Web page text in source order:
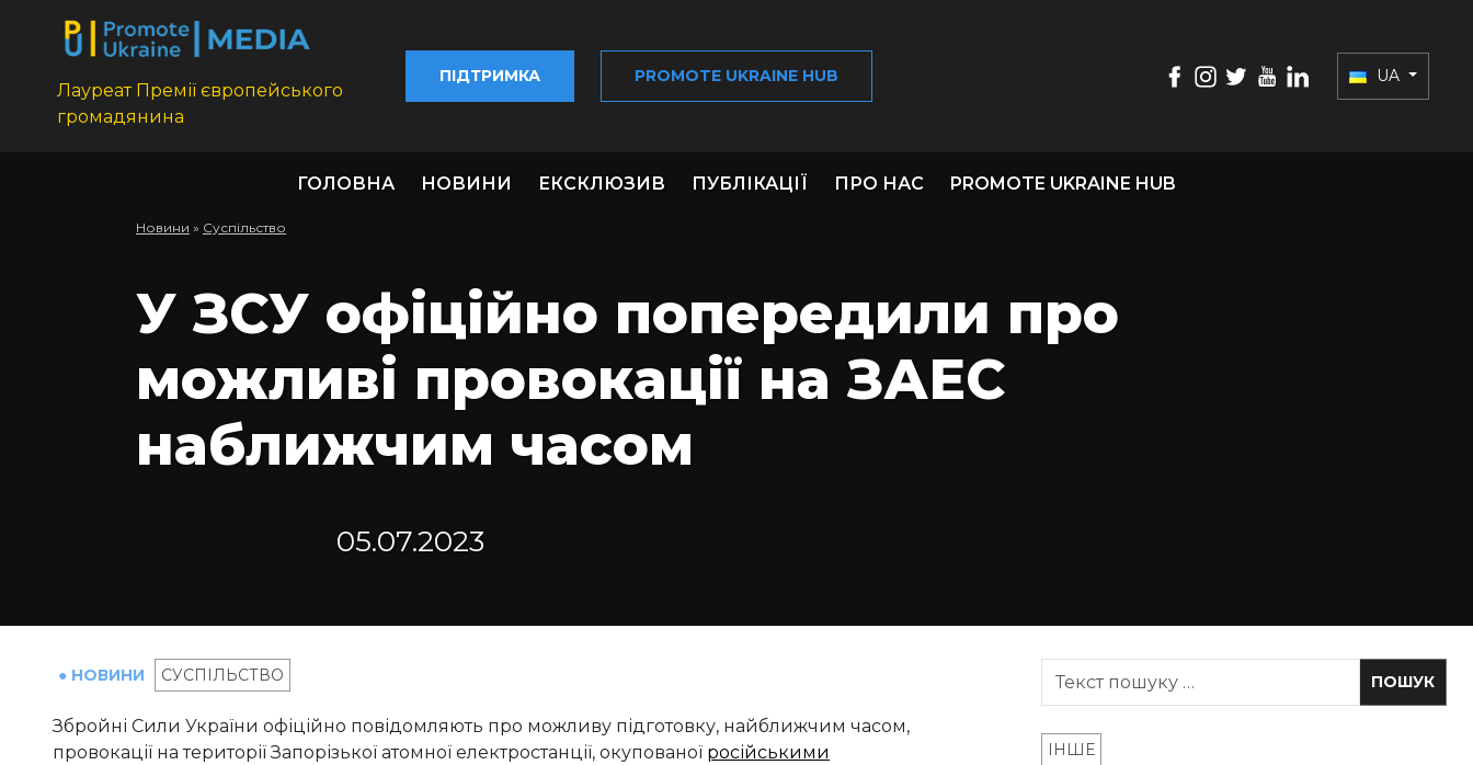
Лауреат Премії європейського
громадянина
ПІДТРИМКА PROMOTE UKRAINE HUB UA
ГОЛОВНА НОВИНИ ЕКСКЛЮЗИВ ПУБЛІКАЦІЇ ПРО НАС PROMOTE UKRAINE HUB
Новини » Суспільство
У ЗСУ офіційно попередили про
можливі провокації на ЗАЕС
наближчим часом
05.07.2023
● НОВИНИ СУСПІЛЬСТВО
Збройні Сили України офіційно повідомляють про можливу підготовку, найближчим часом,
провокації на території Запорізької атомної електростанції, окупованої російськими
ІНШЕ